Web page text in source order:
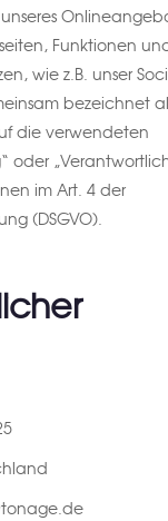
Funktionen
wie z.B. unser
bezeichnet
die verwendeten
oder
im Art. 4 der
(DSGVO).